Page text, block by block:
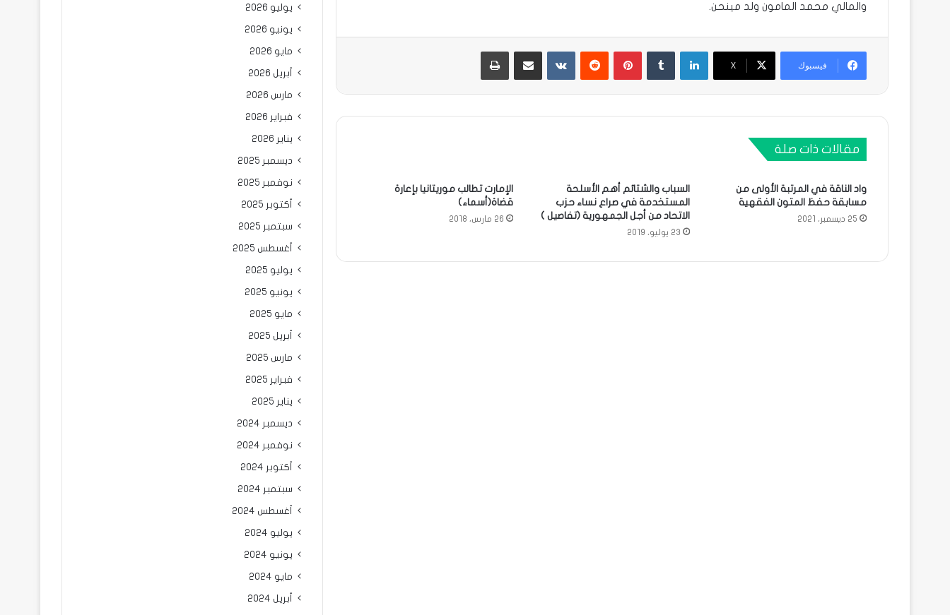
والمالي محمد المامون ولد مينحن.
فيسبوك X
لينكدإن بينتيريست مشاركة عبر البريد طباعة
مقالات ذات صلة
واد الناقة في المرتبة الأولى من
مسابقة حفظ المتون الفقهية
25 ديسمبر، 2021
السباب والشتائم أهم الأسلحة
المستخدمة في صراع نساء حزب
الاتحاد من أجل الجمهورية (تفاصيل )
23 يوليو، 2019
الإمارت تطالب موريتانيا بإعارة
قضاة(أسماء)
26 مارس، 2018
يوليو 2026
يونيو 2026
مايو 2026
أبريل 2026
مارس 2026
فبراير 2026
يناير 2026
ديسمبر 2025
نوفمبر 2025
أكتوبر 2025
سبتمبر 2025
أغسطس 2025
يوليو 2025
يونيو 2025
مايو 2025
أبريل 2025
مارس 2025
فبراير 2025
يناير 2025
ديسمبر 2024
نوفمبر 2024
أكتوبر 2024
سبتمبر 2024
أغسطس 2024
يوليو 2024
يونيو 2024
مايو 2024
أبريل 2024